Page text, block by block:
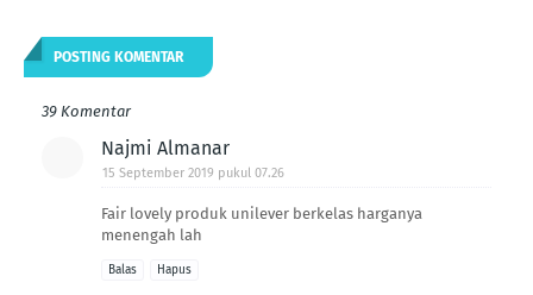
POSTING KOMENTAR
39 Komentar
Najmi Almanar
15 September 2019 pukul 07.26
Fair lovely produk unilever berkelas harganya
menengah lah
Balas Hapus